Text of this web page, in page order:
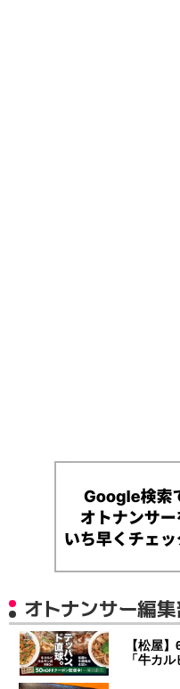
オトナンサー編
【松屋
「牛カ